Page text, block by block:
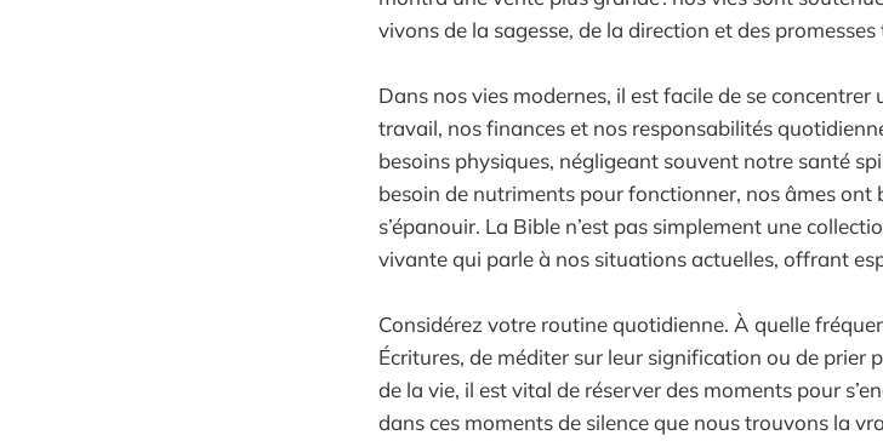
vivons de la sagesse, de la direction et des
Dans nos vies modernes, il est facile de se
travail, nos finances et nos responsabilités
besoins physiques, négligeant souvent notre santé
besoin de nutriments pour fonctionner, nos âmes ont
s’épanouir. La Bible n’est pas simplement une
vivante qui parle à nos situations actuelles, offrant
Considérez votre routine quotidienne. À quelle
Écritures, de méditer sur leur signification ou de prier
de la vie, il est vital de réserver des moments pour
dans ces moments de silence que nous trouvons la